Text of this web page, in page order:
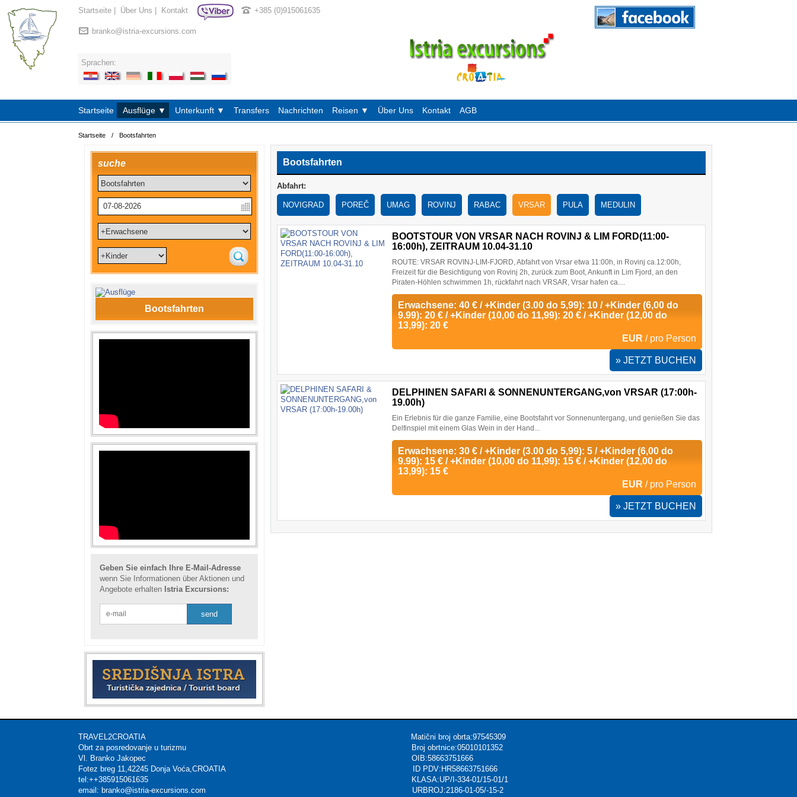
Startseite Über Uns Kontakt +385 (0)915061635
branko@istria-excursions.com
Sprachen:
Startseite Ausflüge ▼ Unterkunft ▼ Transfers Nachrichten Reisen ▼ Über Uns Kontakt AGB
Startseite / Bootsfahrten
suche
Bootsfahrten
Geben Sie einfach Ihre E-Mail-Adresse
wenn Sie Informationen über Aktionen und
Angebote erhalten Istria Excursions:
Bootsfahrten
Abfahrt:
NOVIGRAD POREČ UMAG ROVINJ RABAC VRSAR PULA MEDULIN
BOOTSTOUR VON VRSAR NACH ROVINJ & LIM FORD(11:00-
16:00h), ZEITRAUM 10.04-31.10
ROUTE: VRSAR ROVINJ-LIM-FJORD, Abfahrt von Vrsar etwa 11:00h, in Rovinj ca.12:00h,
Freizeit für die Besichtigung von Rovinj 2h, zurück zum Boot, Ankunft in Lim Fjord, an den
Piraten-Höhlen schwimmen 1h, rückfahrt nach VRSAR, Vrsar hafen ca....
Erwachsene: 40 € / +Kinder (3.00 do 5,99): 10 / +Kinder (6,00 do
9.99): 20 € / +Kinder (10,00 do 11,99): 20 € / +Kinder (12,00 do
13,99): 20 €
EUR / pro Person
» JETZT BUCHEN
DELPHINEN SAFARI & SONNENUNTERGANG,von VRSAR (17:00h-
19.00h)
Ein Erlebnis für die ganze Familie, eine Bootsfahrt vor Sonnenuntergang, und genießen Sie das
Delfinspiel mit einem Glas Wein in der Hand...
Erwachsene: 30 € / +Kinder (3.00 do 5,99): 5 / +Kinder (6,00 do
9.99): 15 € / +Kinder (10,00 do 11,99): 15 € / +Kinder (12,00 do
13,99): 15 €
EUR / pro Person
» JETZT BUCHEN
TRAVEL2CROATIA Matični broj obrta:97545309
Obrt za posredovanje u turizmu Broj obrtnice:05010101352
Vl. Branko Jakopec OIB:58663751666
Fotez breg 11,42245 Donja Voća,CROATIA ID PDV:HR58663751666
tel:++385915061635 KLASA:UP/I-334-01/15-01/1
email: branko@istria-excursions.com URBROJ:2186-01-05/-15-2